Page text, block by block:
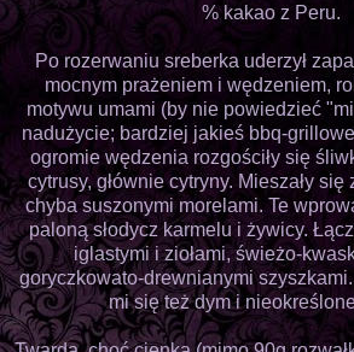
% kakao z Peru.
Po rozerwaniu sreberka uderzył
mocnym prażeniem i wędzeniem,
motywu umami (by nie powiedzieć
nadużycie; bardziej jakieś bbq-
ogromie wędzenia rozgościły się
cytrusy, głównie cytryny. Mieszały
chyba suszonymi morelami. Te
paloną słodycz karmelu i żywicy.
iglastymi i ziołami, świeżo-
goryczkowato-drewnianymi
mi się też dym i